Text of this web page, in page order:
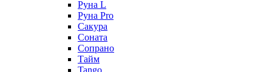
Руна L
Руна Pro
Сакура
Соната
Сопрано
Тайм